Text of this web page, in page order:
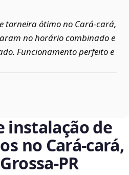
torneira ótimo no Cará-cará,
no horário combinado e
Funcionamento perfeito e
instalação de
no Cará-cará,